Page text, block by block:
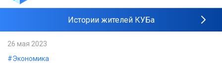
Истории жителей КУБа
26 мая 2023
#Экономика